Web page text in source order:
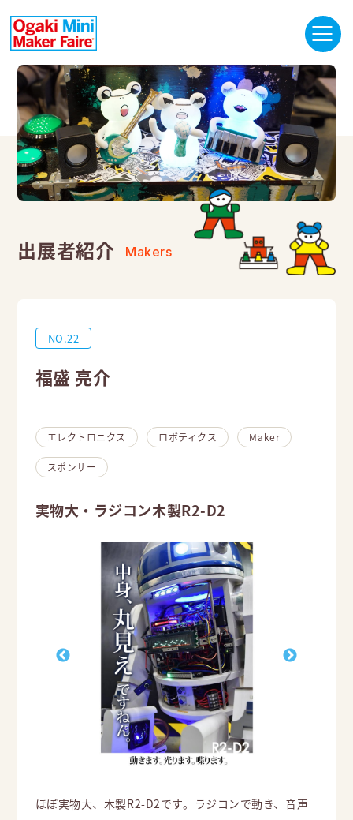
出展者紹介 Makers
NO.22
福盛 亮介
エレクトロニクス ロボティクス Maker
スポンサー
実物大・ラジコン木製R2-D2
ほぼ実物大、木製R2-D2です。ラジコンで動き、音声